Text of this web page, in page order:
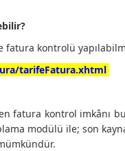
fatura kontrolü
tarifeFatura.xhtml
fatura kontrol imkânı
modülü ile; son